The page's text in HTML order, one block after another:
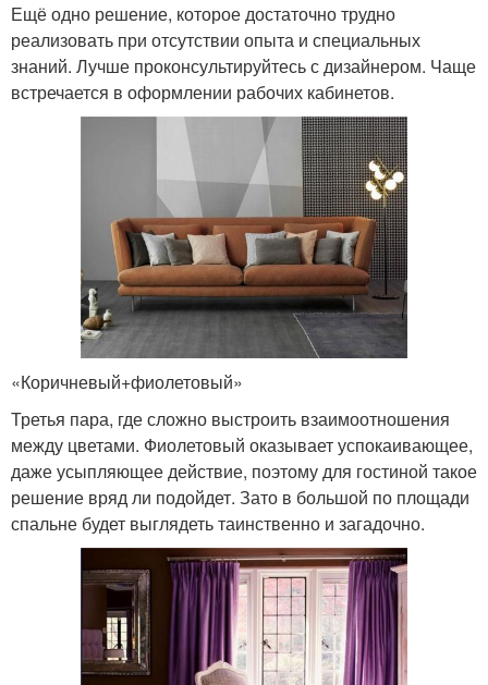
Ещё одно решение, которое достаточно трудно
реализовать при отсутствии опыта и специальных
знаний. Лучше проконсультируйтесь с дизайнером. Чаще
встречается в оформлении рабочих кабинетов.
«Коричневый+фиолетовый»
Третья пара, где сложно выстроить взаимоотношения
между цветами. Фиолетовый оказывает успокаивающее,
даже усыпляющее действие, поэтому для гостиной такое
решение вряд ли подойдет. Зато в большой по площади
спальне будет выглядеть таинственно и загадочно.